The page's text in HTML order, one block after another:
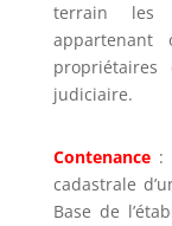
terrain les
judiciaire.
Contenance:
cadastrale
Base de